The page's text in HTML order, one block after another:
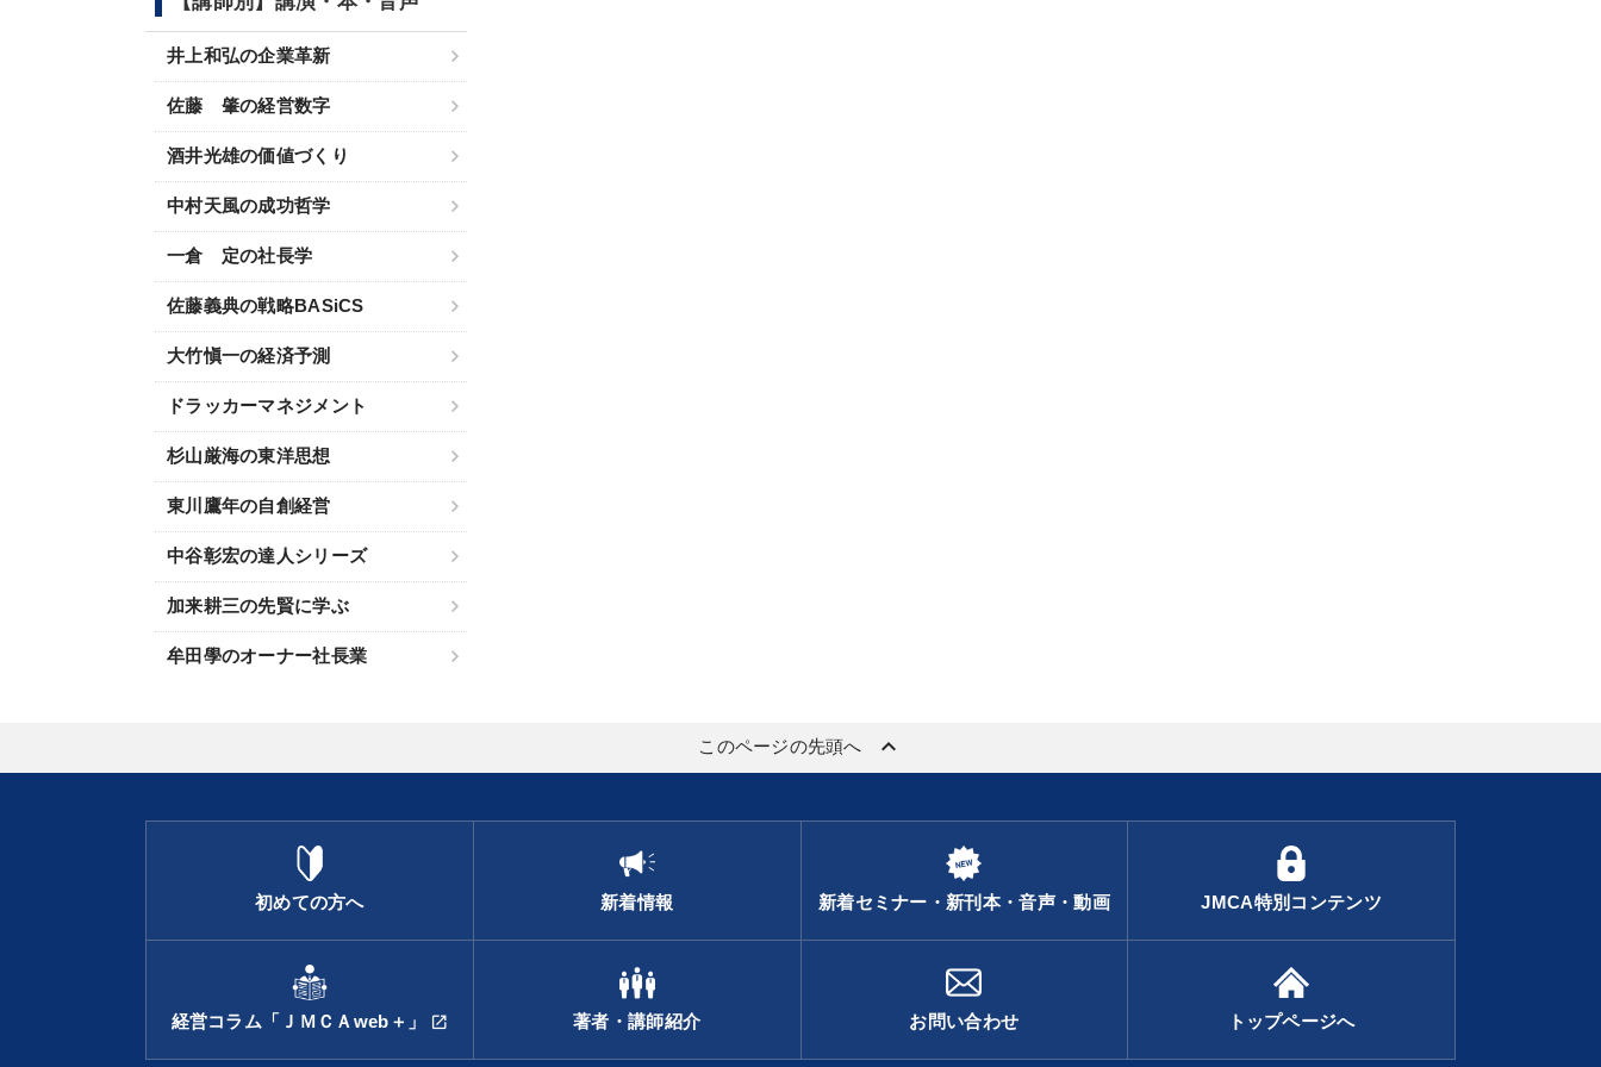
井上和弘の企業革新
佐藤 肇の経営数字
酒井光雄の価値づくり
中村天風の成功哲学
一倉 定の社長学
佐藤義典の戦略BASiCS
大竹愼一の経済予測
ドラッカーマネジメント
杉山厳海の東洋思想
東川鷹年の自創経営
中谷彰宏の達人シリーズ
加来耕三の先賢に学ぶ
牟田學のオーナー社長業
このページの先頭へ keyboard_arrow_up
初めての方へ 新着情報 新着セミナー・新刊本・音声・動画 JMCA特別コンテンツ
経営コラム「ＪＭＣＡweb＋」 open_in_new 著者・講師紹介 お問い合わせ トップページへ